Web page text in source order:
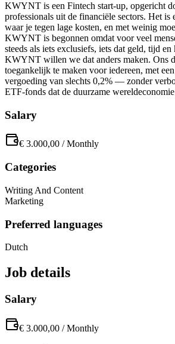
KWYNT is een Fintech start-up, opgericht
professionals uit de financiële sectors. Het is
waar je tegen lage kosten, en met weinig
KWYNT is begonnen omdat voor veel
steeds als iets exclusiefs, iets dat geld, tijd
KWYNT willen we dat anders maken. Ons
toegankelijk te maken voor iedereen, met
vergoeding van slechts 0,2% — zonder
ETF-fonds dat de duurzame
Salary
€ 3.000,00 /Monthly
Categories
Writing And Content
Marketing
Preferred languages
Dutch
Job details
Salary
€ 3.000,00 /Monthly